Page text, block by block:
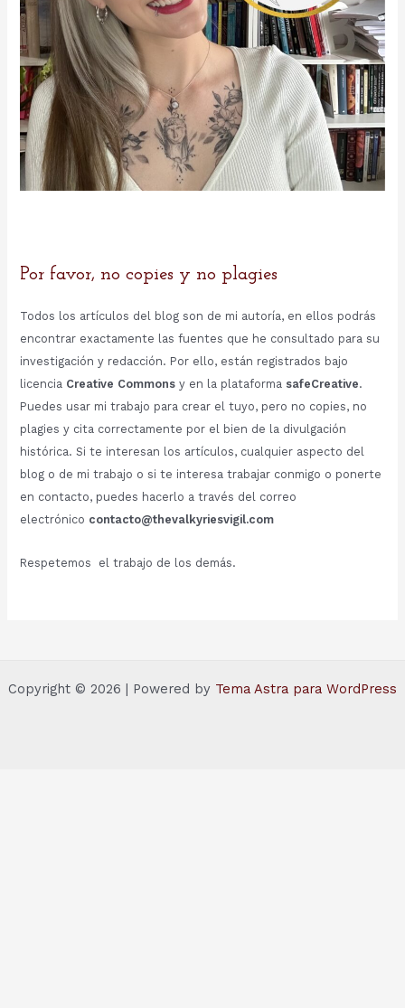
Por favor, no copies y no plagies
Todos los artículos del blog son de mi autoría, en ellos podrás
encontrar exactamente las fuentes que he consultado para su
investigación y redacción. Por ello, están registrados bajo
licencia Creative Commonsy en la plataforma safeCreative.
Puedes usar mi trabajo para crear el tuyo, pero no copies, no
plagies y cita correctamente por el bien de la divulgación
histórica. Si te interesan los artículos, cualquier aspecto del
blog o de mi trabajo o si te interesa trabajar conmigo o ponerte
en contacto, puedes hacerlo a través del correo
electrónico contacto@thevalkyriesvigil.com
Respetemos el trabajo de los demás.
Copyright © 2026 | Powered by Tema Astra para WordPress